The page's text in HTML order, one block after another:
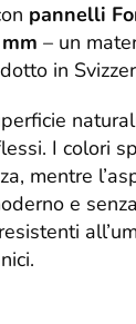
pannelli
– un
in
I colori
mentre
e senza